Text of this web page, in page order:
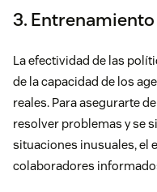
3. Entrenamiento
La efectividad de las
de la capacidad de los
reales. Para asegurarte
resolver problemas y se
situaciones inusuales, el
colaboradores